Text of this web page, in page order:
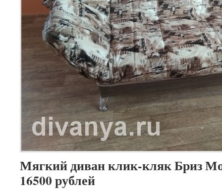
Мягкий диван клик-кляк Бриз
16500 рублей